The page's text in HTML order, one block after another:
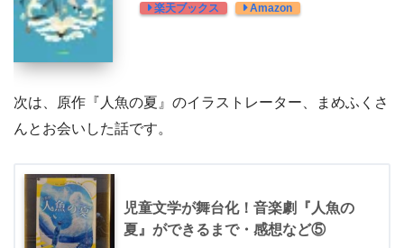
楽天ブックス Amazon
次は、原作『人魚の夏』のイラストレーター、まめふくさ
んとお会いした話です。
児童文学が舞台化！音楽劇『人魚の
夏』ができるまで・感想など⑤